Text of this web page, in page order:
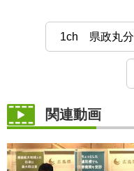
1ch 県政丸分
関連動画